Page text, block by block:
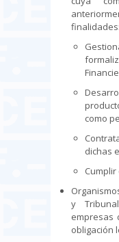
finalidades:
como
dichas
y
empresas
obligación